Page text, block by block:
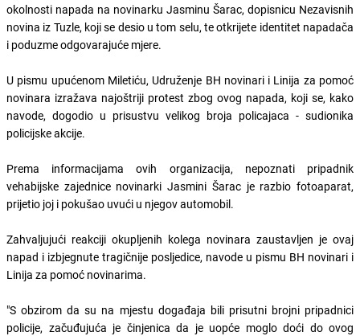
okolnosti napada na novinarku Jasminu Šarac, dopisnicu Nezavisnih
novina iz Tuzle, koji se desio u tom selu, te otkrijete identitet napadača
i poduzme odgovarajuće mjere.
U pismu upućenom Miletiću, Udruženje BH novinari i Linija za pomoć
novinara izražava najoštriji protest zbog ovog napada, koji se, kako
navode, dogodio u prisustvu velikog broja policajaca - sudionika
policijske akcije.
Prema informacijama ovih organizacija, nepoznati pripadnik
vehabijske zajednice novinarki Jasmini Šarac je razbio fotoaparat,
prijetio joj i pokušao uvući u njegov automobil.
Zahvaljujući reakciji okupljenih kolega novinara zaustavljen je ovaj
napad i izbjegnute tragičnije posljedice, navode u pismu BH novinari i
Linija za pomoć novinarima.
"S obzirom da su na mjestu događaja bili prisutni brojni pripadnici
policije, začuđujuća je činjenica da je uopće moglo doći do ovog